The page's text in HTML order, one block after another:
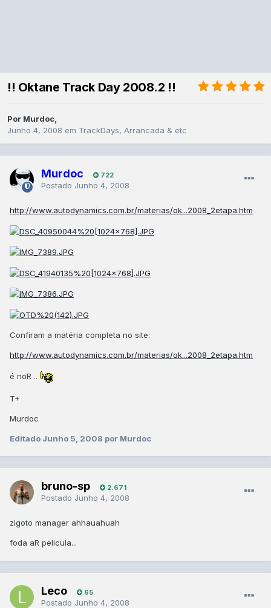
!! Oktane Track Day 2008.2 !!
Por Murdoc,
Junho 4, 2008 em TrackDays, Arrancada & etc
Murdoc 722
Postado Junho 4, 2008
http://www.autodynamics.com.br/materias/ok...2008_2etapa.htm
Confiram a matéria completa no site:
http://www.autodynamics.com.br/materias/ok...2008_2etapa.htm
é noR ..
T+
Murdoc
Editado Junho 5, 2008 por Murdoc
bruno-sp 2.671
Postado Junho 4, 2008
zigoto manager ahhauahuah
foda aR pelicula...
Leco 65
Postado Junho 4, 2008